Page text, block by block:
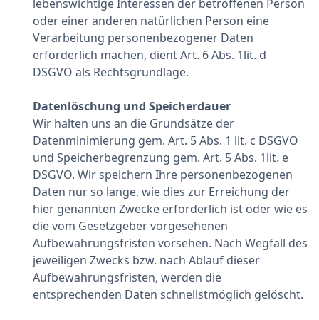
lebenswichtige Interessen der betroffenen Person
oder einer anderen natürlichen Person eine
Verarbeitung personenbezogener Daten
erforderlich machen, dient Art. 6 Abs. 1lit. d
DSGVO als Rechtsgrundlage.
Datenlöschung und Speicherdauer
Wir halten uns an die Grundsätze der
Datenminimierung gem. Art. 5 Abs. 1 lit. c DSGVO
und Speicherbegrenzung gem. Art. 5 Abs. 1lit. e
DSGVO. Wir speichern Ihre personenbezogenen
Daten nur so lange, wie dies zur Erreichung der
hier genannten Zwecke erforderlich ist oder wie es
die vom Gesetzgeber vorgesehenen
Aufbewahrungsfristen vorsehen. Nach Wegfall des
jeweiligen Zwecks bzw. nach Ablauf dieser
Aufbewahrungsfristen, werden die
entsprechenden Daten schnellstmöglich gelöscht.